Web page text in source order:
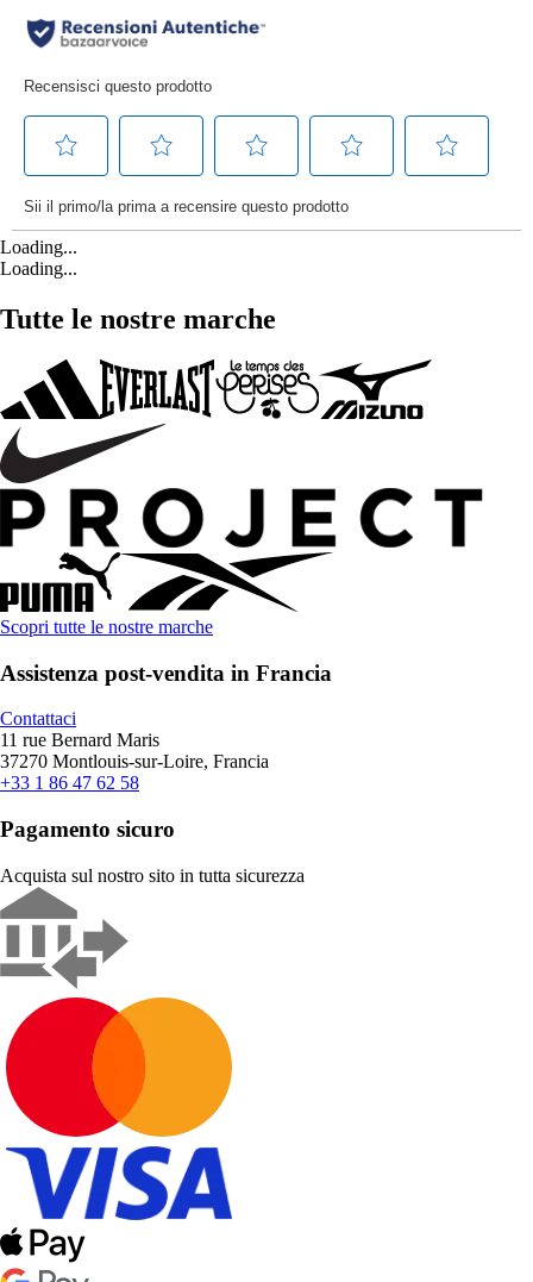
Loading...
Loading...
Tutte le nostre marche
Scopri tutte le nostre marche
Assistenza post-vendita in Francia
Contattaci
11 rue Bernard Maris
37270 Montlouis-sur-Loire, Francia
+33 1 86 47 62 58
Pagamento sicuro
Acquista sul nostro sito in tutta sicurezza